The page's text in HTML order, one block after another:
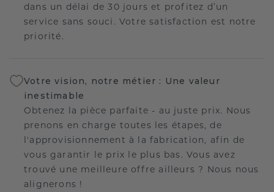
dans un délai de 30 jours et profitez d’un
service sans souci. Votre satisfaction est notre
priorité.
Votre vision, notre métier : Une valeur
inestimable
Obtenez la pièce parfaite - au juste prix. Nous
prenons en charge toutes les étapes, de
l'approvisionnement à la fabrication, afin de
vous garantir le prix le plus bas. Vous avez
trouvé une meilleure offre ailleurs ? Nous nous
alignerons !